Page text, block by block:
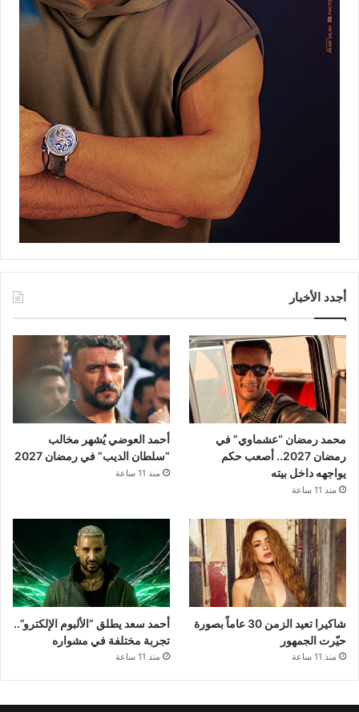
أجدد الأخبار
محمد رمضان “عشماوي” في
رمضان 2027.. أصعب حكم
يواجهه داخل بيته
منذ 11 ساعة
أحمد العوضي يُشهر مخالب
“سلطان الديب” في رمضان 2027
منذ 11 ساعة
شاكيرا تعيد الزمن 30 عاماً بصورة
حيّرت الجمهور
منذ 11 ساعة
أحمد سعد يطلق “الألبوم الإلكترو”..
تجربة مختلفة في مشواره
منذ 11 ساعة